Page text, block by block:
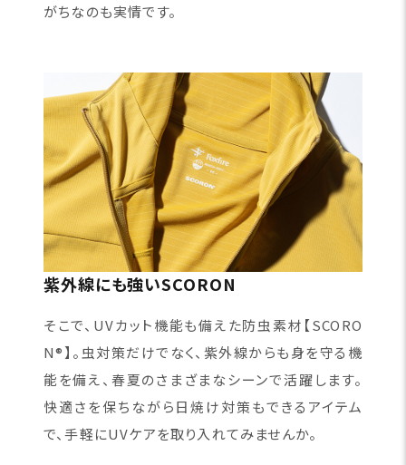
がちなのも実情です。
紫外線にも強いSCORON
そこで、UVカット機能も備えた防虫素材【SCORO
N®】。虫対策だけでなく、紫外線からも身を守る機
能を備え、春夏のさまざまなシーンで活躍します。
快適さを保ちながら日焼け対策もできるアイテム
で、手軽にUVケアを取り入れてみませんか。